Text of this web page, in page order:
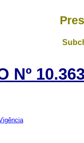
Nº